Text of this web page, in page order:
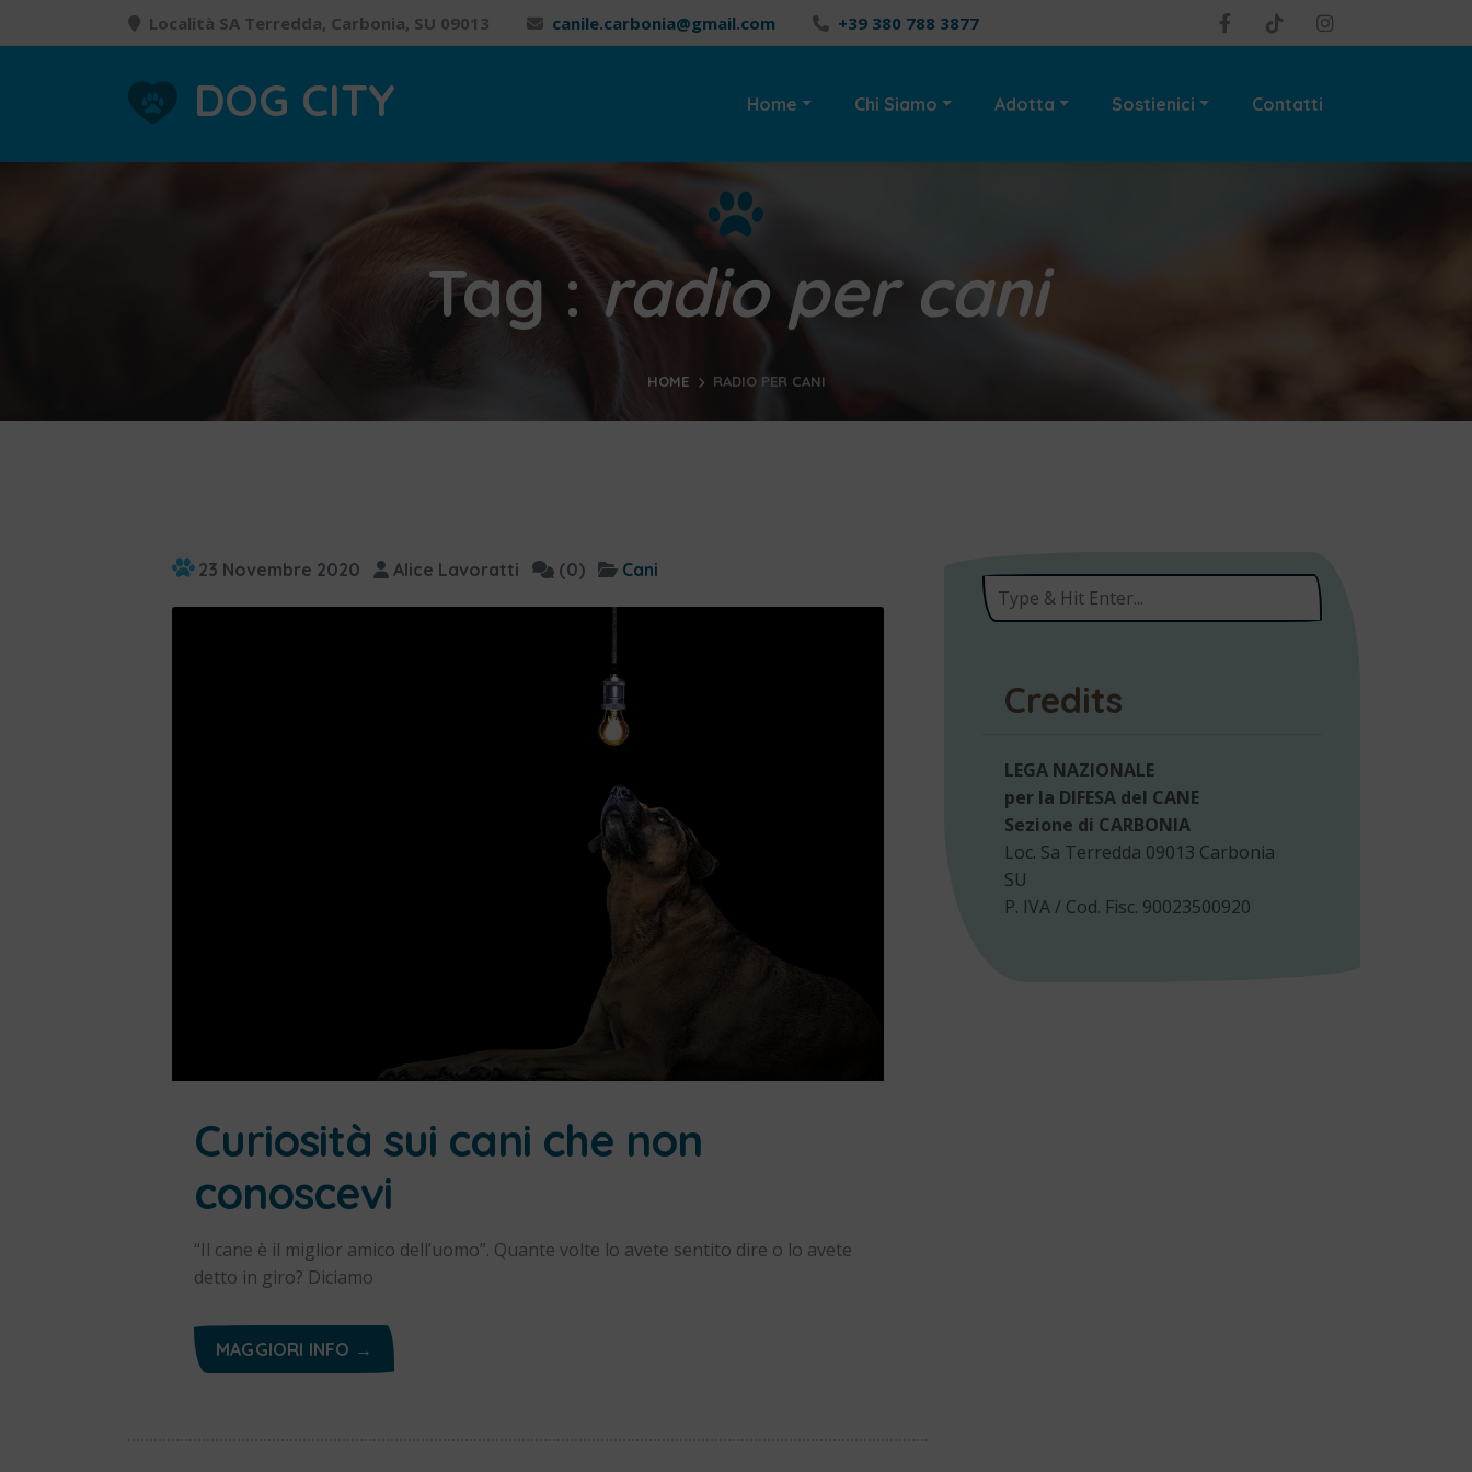
Località SA Terredda, Carbonia, SU 09013 canile.carbonia@gmail.com +39 380 788 3877
DOG CITY Home Chi Siamo Adotta Sostienici Contatti
Tag :radio per cani
HOME RADIO PER CANI
23 Novembre 2020 Alice Lavoratti (0) Cani
Curiosità sui cani che non
conoscevi
“Il cane è il miglior amico dell’uomo”. Quante volte lo avete sentito dire o lo avete
detto in giro? Diciamo
MAGGIORI INFO →
Credits
LEGA NAZIONALE
per la DIFESA del CANE
Sezione di CARBONIA
Loc. Sa Terredda 09013 Carbonia
SU
P. IVA / Cod. Fisc. 90023500920